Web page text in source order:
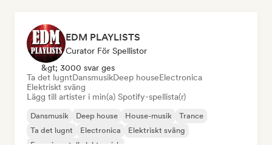
EDM PLAYLISTS
Curator För Spellistor
&gt; 3000 svar ges
Ta det lugntDansmusikDeep houseElectronica
Elektriskt sväng
Lägg till artister i min(a) Spotify-spellista(r)
Dansmusik Deep house House-musik
Trance
Ta det lugnt
Electronica
Elektriskt sväng